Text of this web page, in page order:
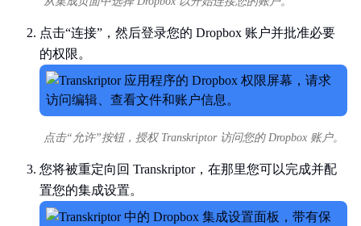
点击“连接”，然后登录您的 Dropbox 账户并批准必要
的权限。
点击“允许”按钮，授权 Transkriptor 访问您的 Dropbox 账户。
您将被重定向回 Transkriptor，在那里您可以完成并配
置您的集成设置。